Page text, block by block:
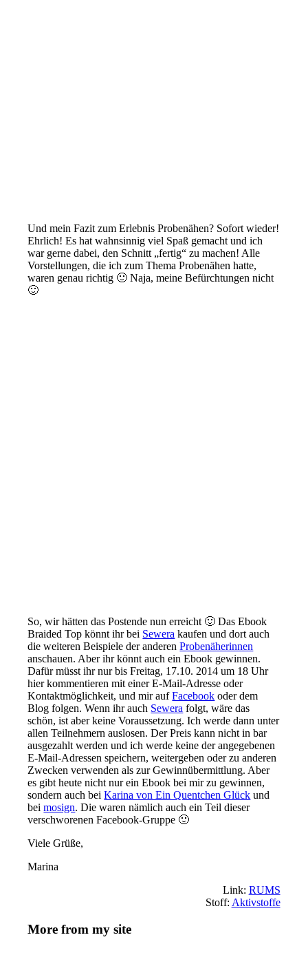
Und mein Fazit zum Erlebnis Probenähen? Sofort wieder!
Ehrlich! Es hat wahnsinnig viel Spaß gemacht und ich
war gerne dabei, den Schnitt „fertig“ zu machen! Alle
Vorstellungen, die ich zum Thema Probenähen hatte,
waren genau richtig 🙂 Naja, meine Befürchtungen nicht
🙂
So, wir hätten das Postende nun erreicht 🙂 Das Ebook
Braided Top könnt ihr bei Sewera kaufen und dort auch
die weiteren Beispiele der anderenProbenäherinnen
anschauen. Aber ihr könnt auch ein Ebook gewinnen.
Dafür müsst ihr nur bis Freitag, 17.10. 2014 um 18 Uhr
hier kommentieren mit einer E-Mail-Adresse oder
Kontaktmöglichkeit, und mir aufFacebook oder dem
Blog folgen. Wenn ihr auch Sewera folgt, wäre das
schön, ist aber keine Voraussetzung. Ich werde dann unter
allen Teilnehmern auslosen. Der Preis kann nicht in bar
ausgezahlt werden und ich werde keine der angegebenen
E-Mail-Adressen speichern, weitergeben oder zu anderen
Zwecken verwenden als zur Gewinnübermittlung. Aber
es gibt heute nicht nur ein Ebook bei mir zu gewinnen,
sondern auch beiKarina von Ein Quentchen Glück und
beimosign. Die waren nämlich auch ein Teil dieser
verschworenen Facebook-Gruppe 🙂
Viele Grüße,
Marina
Link: RUMS
Stoff: Aktivstoffe
More from my site